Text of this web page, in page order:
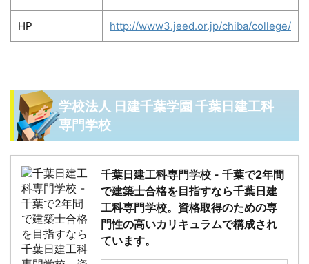
HP http://www3.jeed.or.jp/chiba/college/
学校法人 日建千葉学園 千葉日建工科
専門学校
千葉日建工科専門学校 - 千葉で2年間
で建築士合格を目指すなら千葉日建
工科専門学校。資格取得のための専
門性の高いカリキュラムで構成され
ています。